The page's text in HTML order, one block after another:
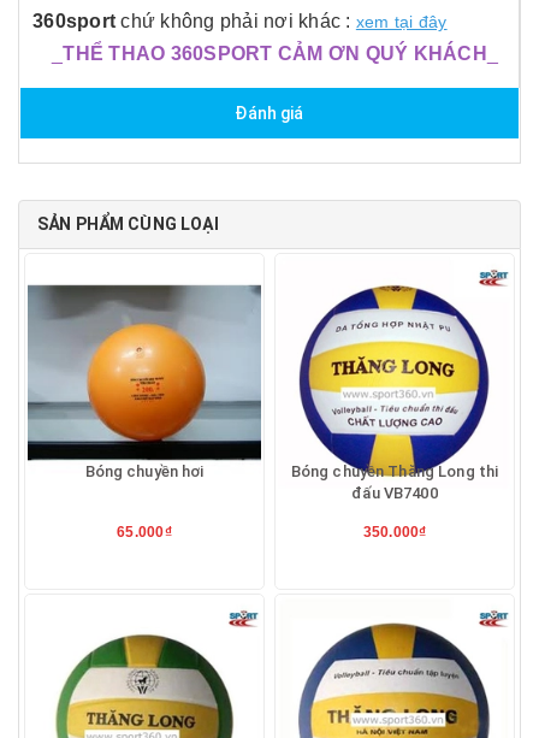
360sport chứ không phải nơi khác : xem tại đây
_THỂ THAO 360SPORT CẢM ƠN QUÝ KHÁCH
Đánh giá
SẢN PHẨM CÙNG LOẠI
Bóng chuyền hơi
65.000₫
Bóng chuyền Thăng Long thi
đấu VB7400
350.000₫